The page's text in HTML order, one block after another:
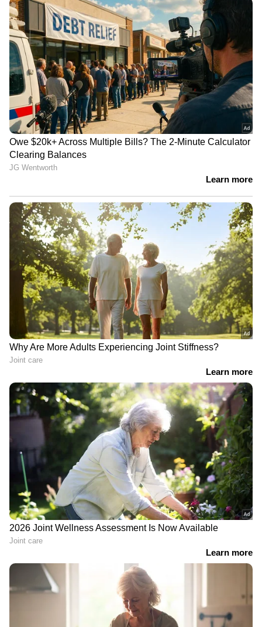
കണ്ടിട്ടുകൂടിയില്ല, എന്നിട്ടും
ഞങ്ങളുടെ വീടുകളിൽ കയറി' |
Arjun Aayanki